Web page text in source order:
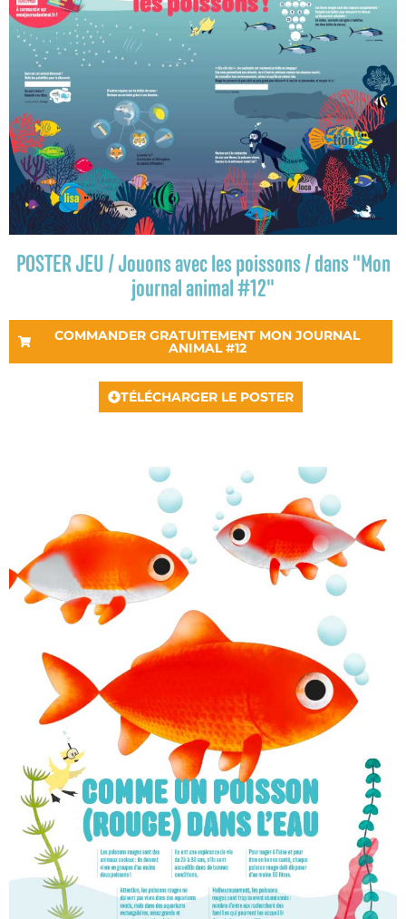
POSTER JEU / Jouons avec les poissons / dans "Mon
journal animal #12"
COMMANDER GRATUITEMENT MON JOURNAL
ANIMAL #12
TÉLÉCHARGER LE POSTER